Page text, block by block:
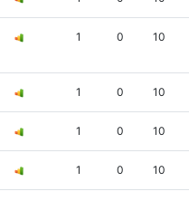
1 0 10
1 0 10
1 0 10
1 0 10